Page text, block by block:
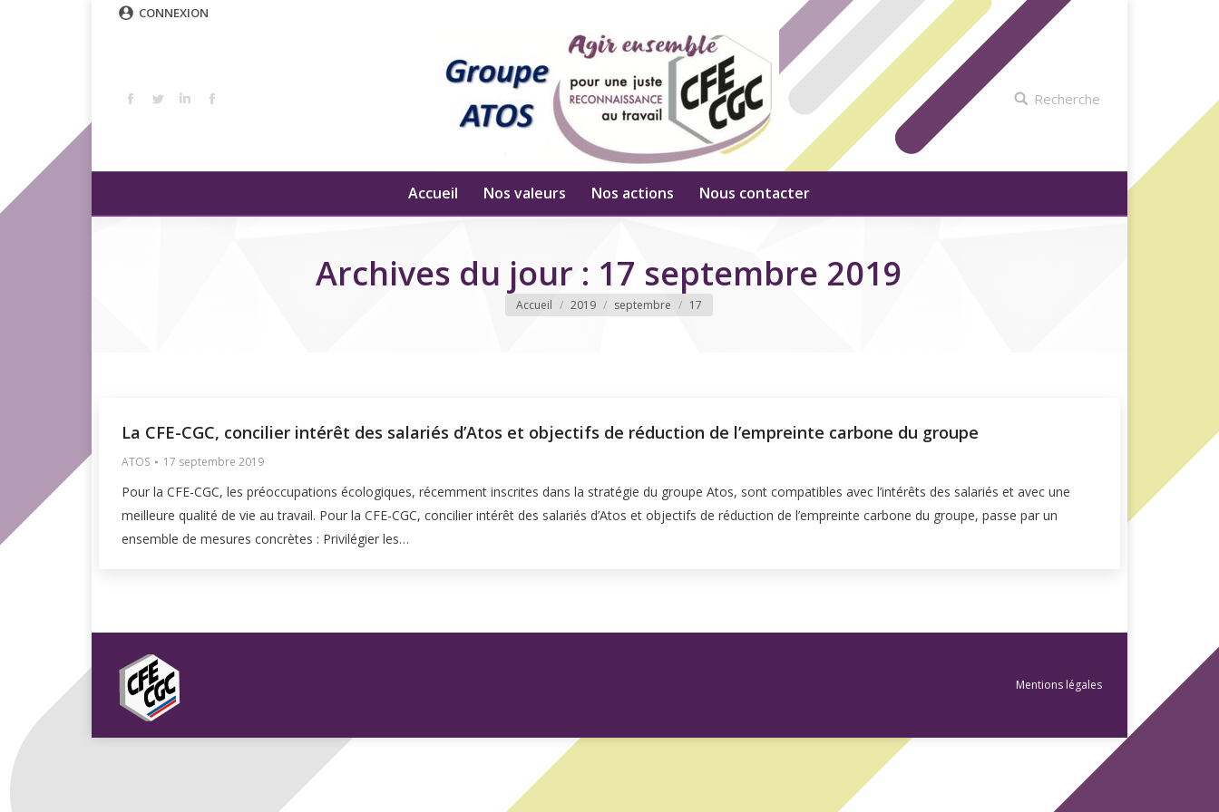
CONNEXION
Recherche
Accueil Nos valeurs Nos actions Nous contacter
Archives du jour : 17 septembre 2019
Vous êtes ici
Accueil 2019 septembre 17
La CFE-CGC, concilier intérêt des salariés d’Atos et objectifs de réduction de l’empreinte carbone du groupe
ATOS 17 septembre 2019
Pour la CFE-CGC, les préoccupations écologiques, récemment inscrites dans la stratégie du groupe Atos, sont compatibles avec l’intérêts des salariés et avec une
meilleure qualité de vie au travail. Pour la CFE-CGC, concilier intérêt des salariés d’Atos et objectifs de réduction de l’empreinte carbone du groupe, passe par un
ensemble de mesures concrètes : Privilégier les…
Mentions légales